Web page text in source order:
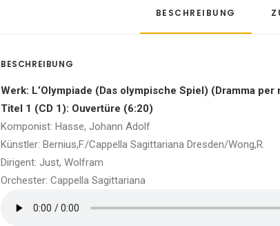
BESCHREIBUNG
BESCHREIBUNG
Werk: L’Olympiade (Das olympische Spiel) (Dramma
Titel 1 (CD 1): Ouvertüre (6:20)
Komponist: Hasse, Johann Adolf
Künstler: Bernius,F./Cappella Sagittariana Dresden/Wong,R.
Dirigent: Just, Wolfram
Orchester: Cappella Sagittariana